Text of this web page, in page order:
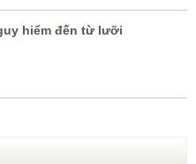
hiểm đến từ lưỡi